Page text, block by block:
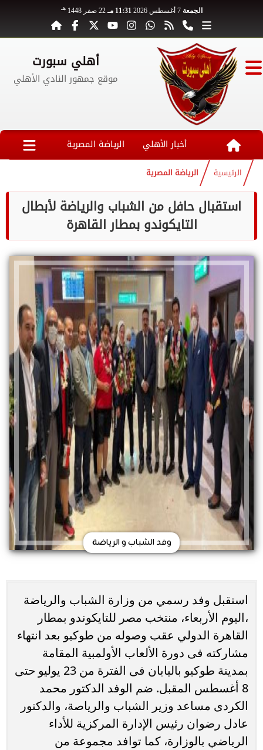
الجمعة 7 أغسطس 2026 11:31 مـ 22 صفر 1448 هـ
أهلي سبورت
موقع جمهور النادي الأهلي
أخبار الأهلي الرياضة المصرية
الرئيسية الرياضة المصرية
استقبال حافل من الشباب والرياضة لأبطال
التايكوندو بمطار القاهرة
وفد الشباب و الرياضة
استقبل وفد رسمي من وزارة الشباب والرياضة
،اليوم الأربعاء، منتخب مصر للتايكوندو بمطار
القاهرة الدولي عقب وصوله من طوكيو بعد انتهاء
مشاركته فى دورة الألعاب الأولمبية المقامة
بمدينة طوكيو باليابان فى الفترة من 23 يوليو حتى
8 أغسطس المقبل. ضم الوفد الدكتور محمد
الكردى مساعد وزير الشباب والرياصة، والدكتور
عادل رضوان رئيس الإدارة المركزية للأداء
الرياضي بالوزارة، كما توافد مجموعة من